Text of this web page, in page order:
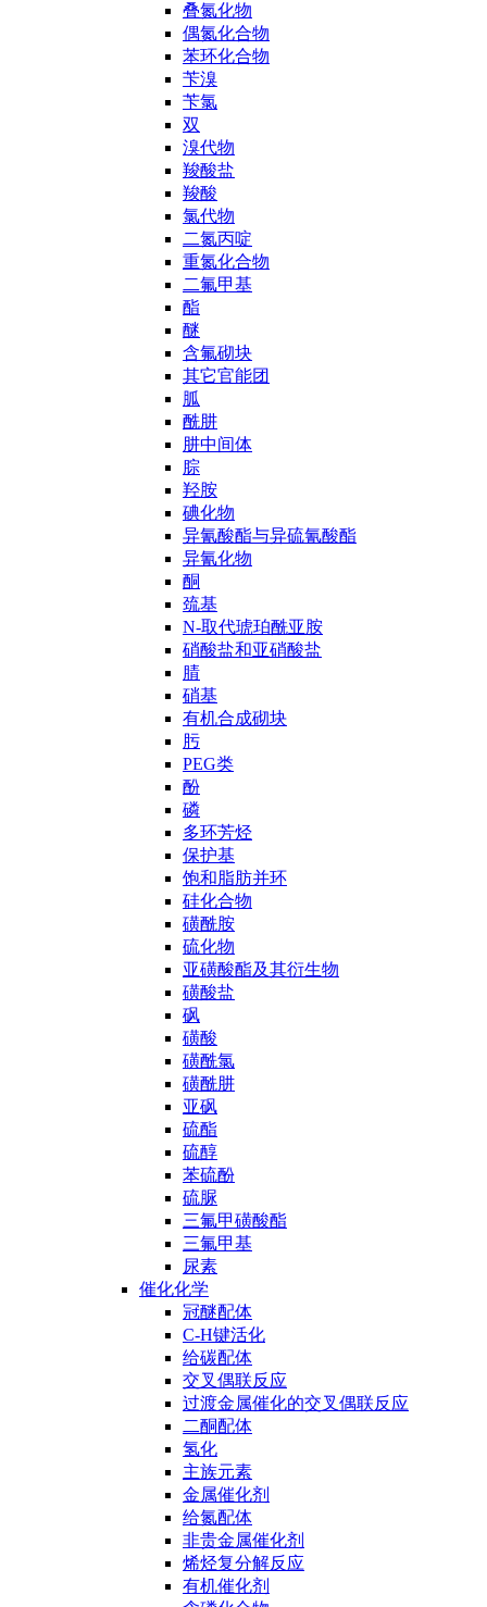
叠氮化物
偶氮化合物
苯环化合物
苄溴
苄氯
双
溴代物
羧酸盐
羧酸
氯代物
二氮丙啶
重氮化合物
二氟甲基
酯
醚
含氟砌块
其它官能团
胍
酰肼
肼中间体
腙
羟胺
碘化物
异氰酸酯与异硫氰酸酯
异氰化物
酮
巯基
N-取代琥珀酰亚胺
硝酸盐和亚硝酸盐
腈
硝基
有机合成砌块
肟
PEG类
酚
磷
多环芳烃
保护基
饱和脂肪并环
硅化合物
磺酰胺
硫化物
亚磺酸酯及其衍生物
磺酸盐
砜
磺酸
磺酰氯
磺酰肼
亚砜
硫酯
硫醇
苯硫酚
硫脲
三氟甲磺酸酯
三氟甲基
尿素
催化化学
冠醚配体
C-H键活化
给碳配体
交叉偶联反应
过渡金属催化的交叉偶联反应
二酮配体
氢化
主族元素
金属催化剂
给氮配体
非贵金属催化剂
烯烃复分解反应
有机催化剂